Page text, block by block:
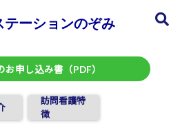
テーションのぞみ
お申し込み書（PDF）
訪問看護特
徴